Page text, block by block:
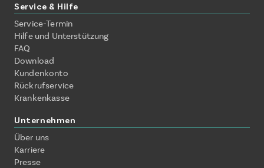
Service & Hilfe
Service-Termin
Hilfe und Unterstützung
FAQ
Download
Kundenkonto
Rückrufservice
Krankenkasse
Unternehmen
Über uns
Karriere
Presse